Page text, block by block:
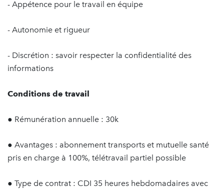
- Appétence pour le travail en équipe
- Autonomie et rigueur
- Discrétion : savoir respecter la confidentialité des
informations
Conditions de travail
● Rémunération annuelle : 30k
● Avantages : abonnement transports et mutuelle santé
pris en charge à 100%, télétravail partiel possible
● Type de contrat : CDI 35 heures hebdomadaires avec